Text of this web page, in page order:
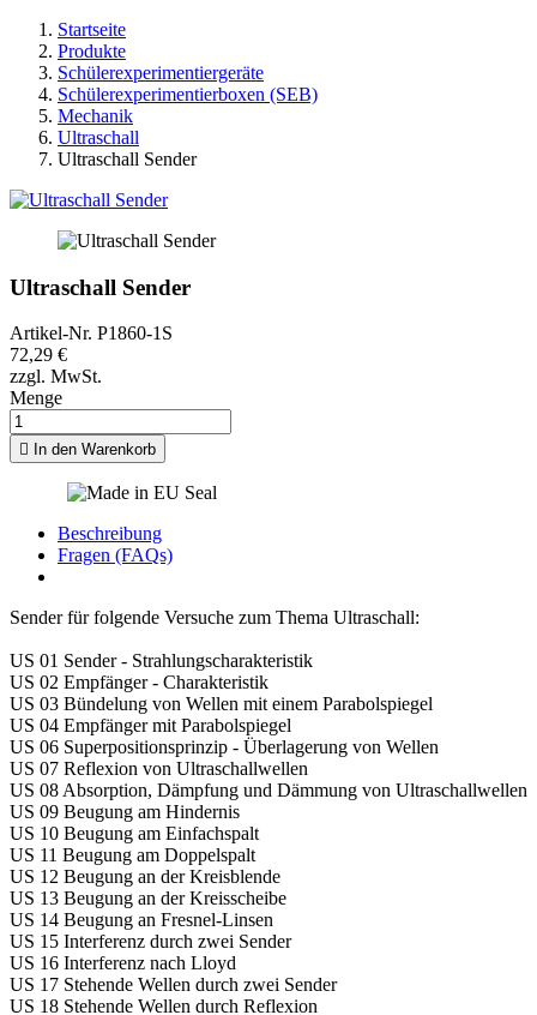
Startseite
Produkte
Schülerexperimentiergeräte
Schülerexperimentierboxen (SEB)
Mechanik
Ultraschall
Ultraschall Sender
Ultraschall Sender
Artikel-Nr. P1860-1S
72,29 €
zzgl. MwSt.
Menge
 In den Warenkorb
Beschreibung
Fragen (FAQs)
Sender für folgende Versuche zum Thema Ultraschall:
US 01 Sender - Strahlungscharakteristik
US 02 Empfänger - Charakteristik
US 03 Bündelung von Wellen mit einem Parabolspiegel
US 04 Empfänger mit Parabolspiegel
US 06 Superpositionsprinzip - Überlagerung von Wellen
US 07 Reflexion von Ultraschallwellen
US 08 Absorption, Dämpfung und Dämmung von Ultraschallwellen
US 09 Beugung am Hindernis
US 10 Beugung am Einfachspalt
US 11 Beugung am Doppelspalt
US 12 Beugung an der Kreisblende
US 13 Beugung an der Kreisscheibe
US 14 Beugung an Fresnel-Linsen
US 15 Interferenz durch zwei Sender
US 16 Interferenz nach Lloyd
US 17 Stehende Wellen durch zwei Sender
US 18 Stehende Wellen durch Reflexion